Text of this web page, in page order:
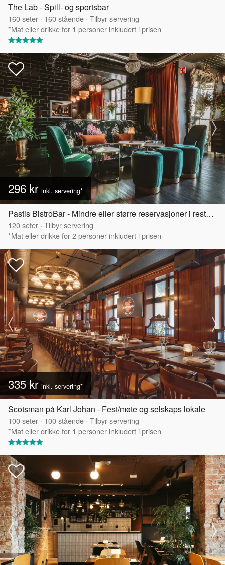
The Lab - Spill- og sportsbar
160seter · 160stående · Tilbyr servering
*Mat eller drikke for 1 personer inkludert i prisen
296 kr inkl. servering*
Pastis BistroBar - Mindre eller større reservasjoner i restaurant
120seter · Tilbyr servering
*Mat eller drikke for 2 personer inkludert i prisen
335 kr inkl. servering*
Scotsman på Karl Johan - Fest/møte og selskaps lokale
100seter · 100stående · Tilbyr servering
*Mat eller drikke for 1 personer inkludert i prisen